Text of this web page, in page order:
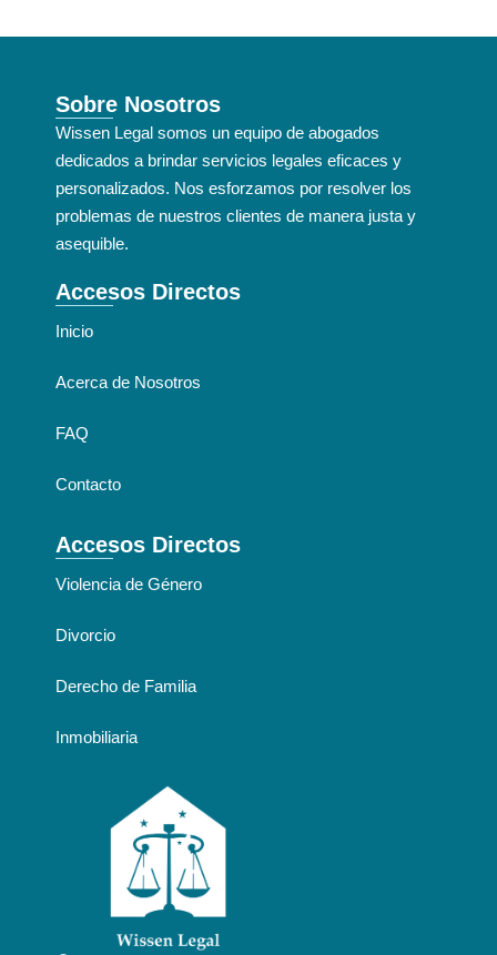
Sobre Nosotros
Wissen Legal somos un equipo de abogados
dedicados a brindar servicios legales eficaces y
personalizados. Nos esforzamos por resolver los
problemas de nuestros clientes de manera justa y
asequible.
Accesos Directos
Inicio
Acerca de Nosotros
FAQ
Contacto
Accesos Directos
Violencia de Género
Divorcio
Derecho de Familia
Inmobiliaria